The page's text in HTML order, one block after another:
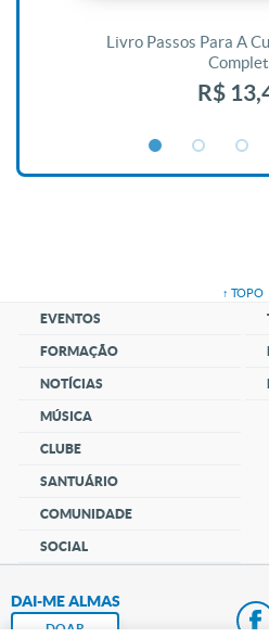
Livro Passos Para A
R$
↑ TOPO
EVENTOS
FORMAÇÃO
NOTÍCIAS
MÚSICA
CLUBE
SANTUÁRIO
COMUNIDADE
SOCIAL
DAI-ME ALMAS
DOAR